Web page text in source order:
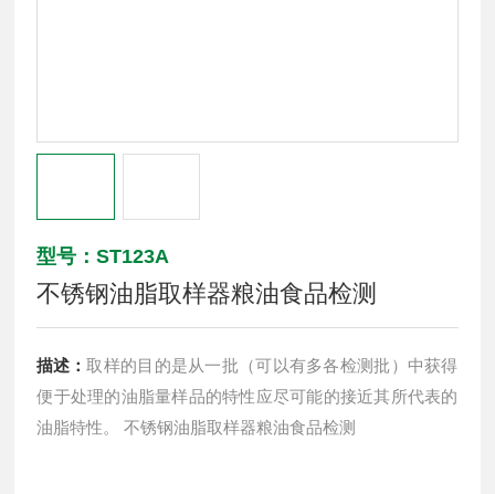
型号：ST123A
不锈钢油脂取样器粮油食品检测
描述：取样的目的是从一批（可以有多各检测批）中获得
便于处理的油脂量样品的特性应尽可能的接近其所代表的
油脂特性。 不锈钢油脂取样器粮油食品检测